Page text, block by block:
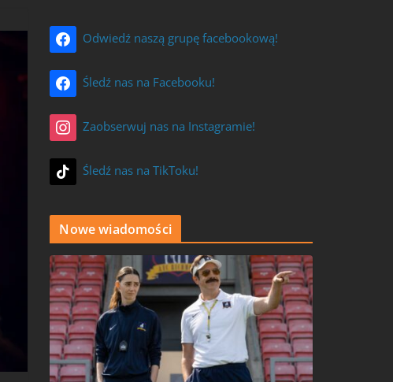
Odwiedź naszą grupę facebookową!
Śledź nas na Facebooku!
Zaobserwuj nas na Instagramie!
Śledź nas na TikToku!
Nowe wiadomości